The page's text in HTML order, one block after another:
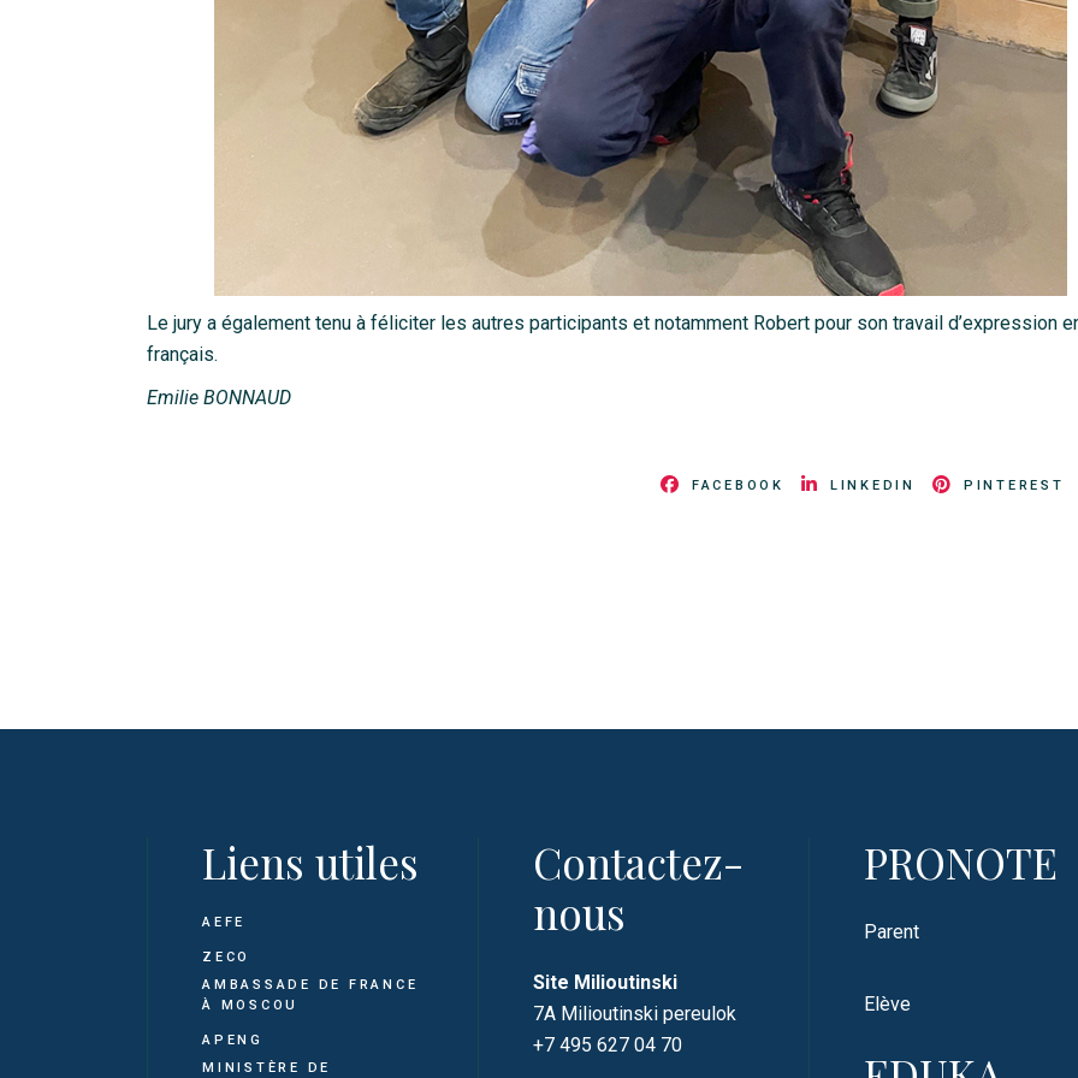
Le jury a également tenu à féliciter les autres participants et notamment Robert pour son travail d’expression
français.
Emilie BONNAUD
FACEBOOK LINKEDIN PINTEREST
Liens utiles
AEFE
ZECO
AMBASSADE DE FRANCE
À MOSCOU
APENG
MINISTÈRE DE
Contactez-
nous
Site Milioutinski
7A Milioutinski pereulok
+7 495 627 04 70
PRONOTE
Parent
Elève